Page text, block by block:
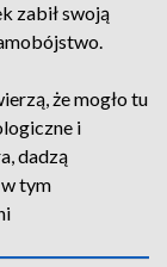
zabił swoją
że mogło tu
i
dadzą
tym